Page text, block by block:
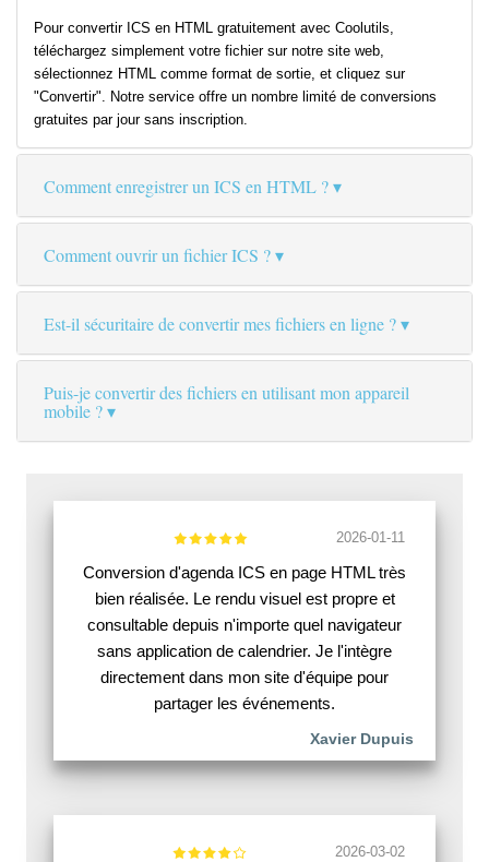
Pour convertir ICS en HTML gratuitement avec Coolutils,
téléchargez simplement votre fichier sur notre site web,
sélectionnez HTML comme format de sortie, et cliquez sur
"Convertir". Notre service offre un nombre limité de conversions
gratuites par jour sans inscription.
Comment enregistrer un ICS en HTML ?
Comment ouvrir un fichier ICS ?
Est-il sécuritaire de convertir mes fichiers en ligne ?
Puis-je convertir des fichiers en utilisant mon appareil
mobile ?
2026-01-11
Conversion d'agenda ICS en page HTML très
bien réalisée. Le rendu visuel est propre et
consultable depuis n'importe quel navigateur
sans application de calendrier. Je l'intègre
directement dans mon site d'équipe pour
partager les événements.
Xavier Dupuis
2026-03-02